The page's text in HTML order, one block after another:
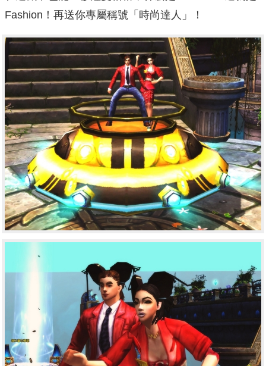
Fashion！再送你專屬稱號「時尚達人」！